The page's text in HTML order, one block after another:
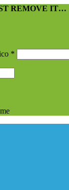
REMOVE IT…
*